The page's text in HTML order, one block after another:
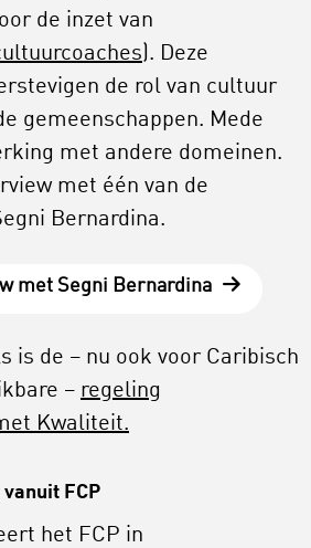
de inzet van
). Deze
de rol van cultuur
gemeenschappen. Mede
met andere domeinen.
met één van de
Bernardina.
met Segni Bernardina
is de – nu ook voor Caribisch
– regeling
Kwaliteit.
FCP
het FCP in